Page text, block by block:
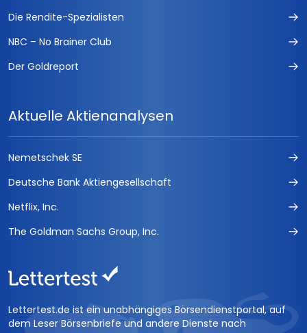
Die Rendite-Spezialisten
NBC – No Brainer Club
Der Goldreport
Aktuelle Aktienanalysen
Nemetschek SE
Deutsche Bank Aktiengesellschaft
Netflix, Inc.
The Goldman Sachs Group, Inc.
Lettertest.de ist ein unabhängiges Börsendienstportal, auf
dem Leser Börsenbriefe und andere Dienste nach